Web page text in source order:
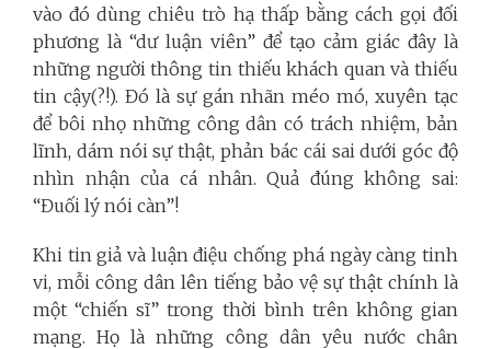
vào đó dùng chiêu trò hạ thấp bằng cách gọi đối
phương là “dư luận viên” để tạo cảm giác đây là
những người thông tin thiếu khách quan và thiếu
tin cậy(?!). Đó là sự gán nhãn méo mó, xuyên tạc
để bôi nhọ những công dân có trách nhiệm, bản
lĩnh, dám nói sự thật, phản bác cái sai dưới góc độ
nhìn nhận của cá nhân. Quả đúng không sai:
“Đuối lý nói càn”!
Khi tin giả và luận điệu chống phá ngày càng tinh
vi, mỗi công dân lên tiếng bảo vệ sự thật chính là
một “chiến sĩ” trong thời bình trên không gian
mạng. Họ là những công dân yêu nước chân